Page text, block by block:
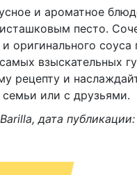
и ароматное
песто.
оригинального
взыскательных
рецепту и
или с друзьями.
дата